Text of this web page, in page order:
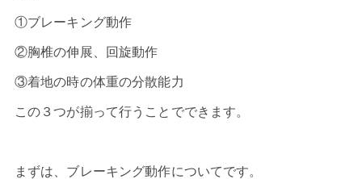
①ブレーキング動作
②胸椎の伸展、回旋動作
③着地の時の体重の分散能力
この３つが揃って行うことでできます。
まずは、ブレーキング動作についてです。